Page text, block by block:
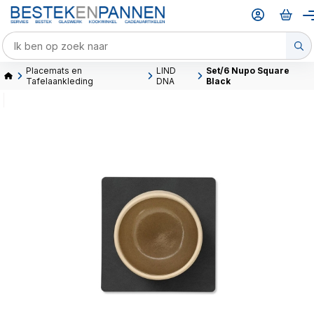
Placemats en
Tafelaankleding
LIND
DNA
Set/6 Nupo Square
Black